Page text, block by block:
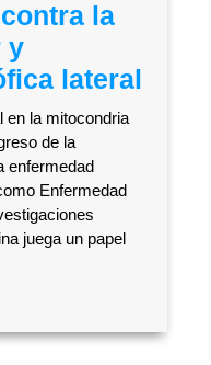
la
y
lateral
en la mitocondria
de la
enfermedad
Enfermedad
juega un papel